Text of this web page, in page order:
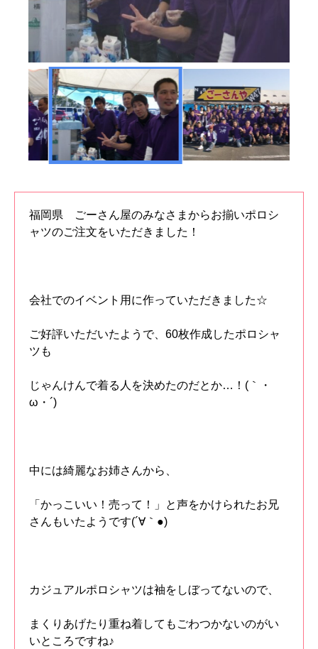
福岡県 ごーさん屋のみなさまからお揃いポロシ
ャツのご注文をいただきました！
会社でのイベント用に作っていただきました☆
ご好評いただいたようで、60枚作成したポロシャ
ツも
じゃんけんで着る人を決めたのだとか…！(｀・
ω・´)
中には綺麗なお姉さんから、
「かっこいい！売って！」と声をかけられたお兄
さんもいたようです(´∀｀●)
カジュアルポロシャツは袖をしぼってないので、
まくりあげたり重ね着してもごわつかないのがい
いところですね♪